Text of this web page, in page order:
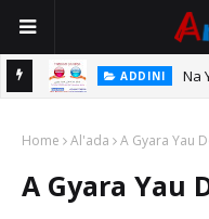
ADDINI Na
Home Al'ada A Gyara Yau
A Gyara Yau